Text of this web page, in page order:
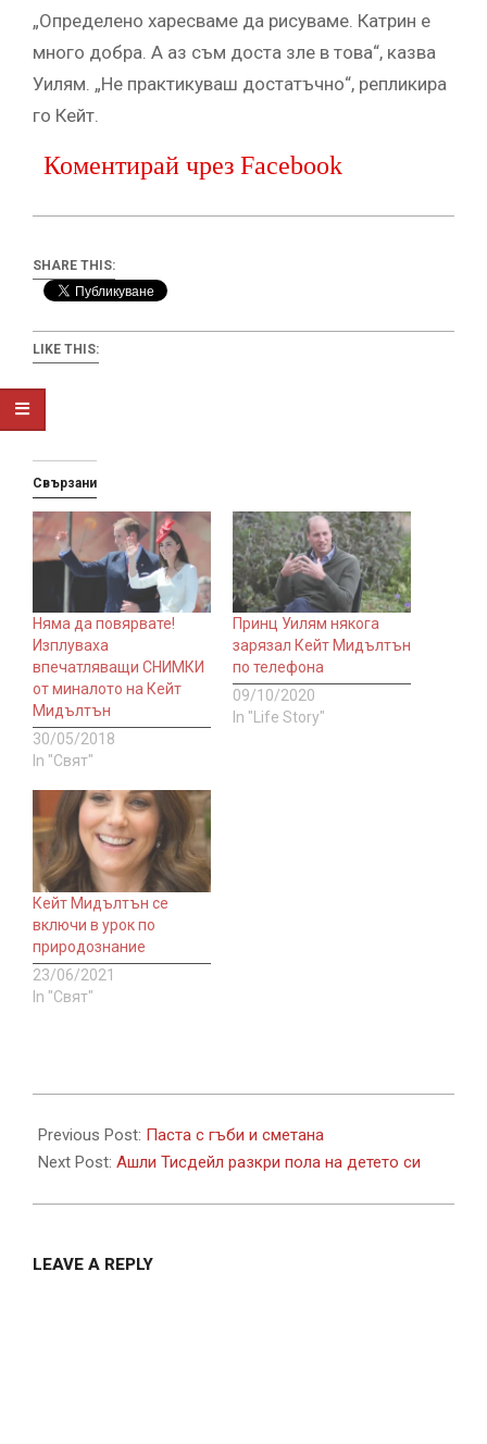
„Определено харесваме да рисуваме. Катрин е
много добра. А аз съм доста зле в това“, казва
Уилям. „Не практикуваш достатъчно“, репликира
го Кейт.
Коментирай чрез Facebook
SHARE THIS:
LIKE THIS:
Свързани
Няма да повярвате!
Изплуваха
впечатляващи СНИМКИ
от миналото на Кейт
Мидълтън
30/05/2018
In "Свят"
Принц Уилям някога
зарязал Кейт Мидълтън
по телефона
09/10/2020
In "Life Story"
Кейт Мидълтън се
включи в урок по
природознание
23/06/2021
In "Свят"
10-
16
Previous Post: Паста с гъби и сметана
Next Post: Ашли Тисдейл разкри пола на детето си
LEAVE A REPLY